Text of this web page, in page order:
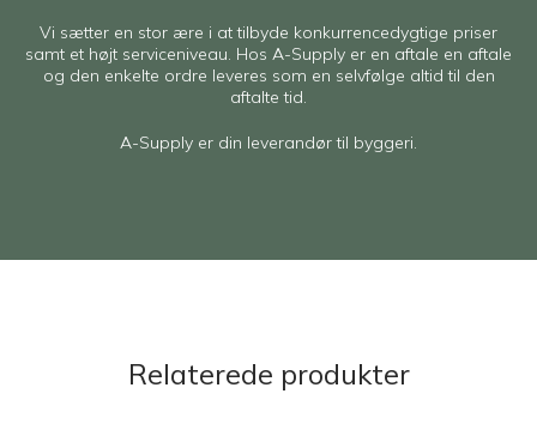
Vi sætter en stor ære i at tilbyde konkurrencedygtige priser
samt et højt serviceniveau. Hos A-Supply er en aftale en aftale
og den enkelte ordre leveres som en selvfølge altid til den
aftalte tid.
A-Supply er din leverandør til byggeri.
Relaterede produkter